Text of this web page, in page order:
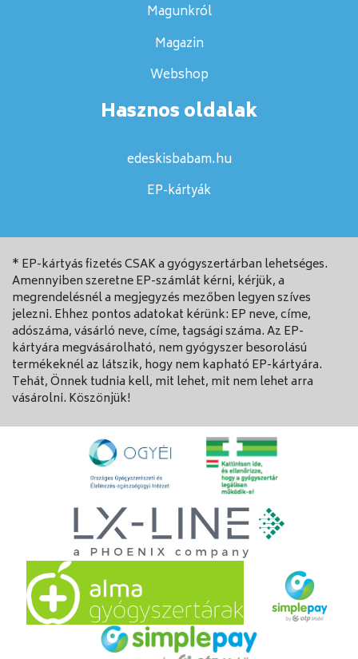
Magunkról
Magazin
Webshop
Hasznos oldalak
edeskisbabam.hu
EP-kártyák
* EP-kártyás fizetés CSAK a gyógyszertárban lehetséges.
Amennyiben szeretne EP-számlát kérni, kérjük, a
megrendelésnél a megjegyzés mezőben legyen szíves
jelezni. Ehhez pontos adatokat kérünk: EP neve, címe,
adószáma, vásárló neve, címe, tagsági száma. Az EP-
kártyára megvásárolható, nem gyógyszer besorolású
termékeknél az látszik, hogy nem kapható EP-kártyára.
Tehát, Önnek tudnia kell, mit lehet, mit nem lehet arra
vásárolni. Köszönjük!